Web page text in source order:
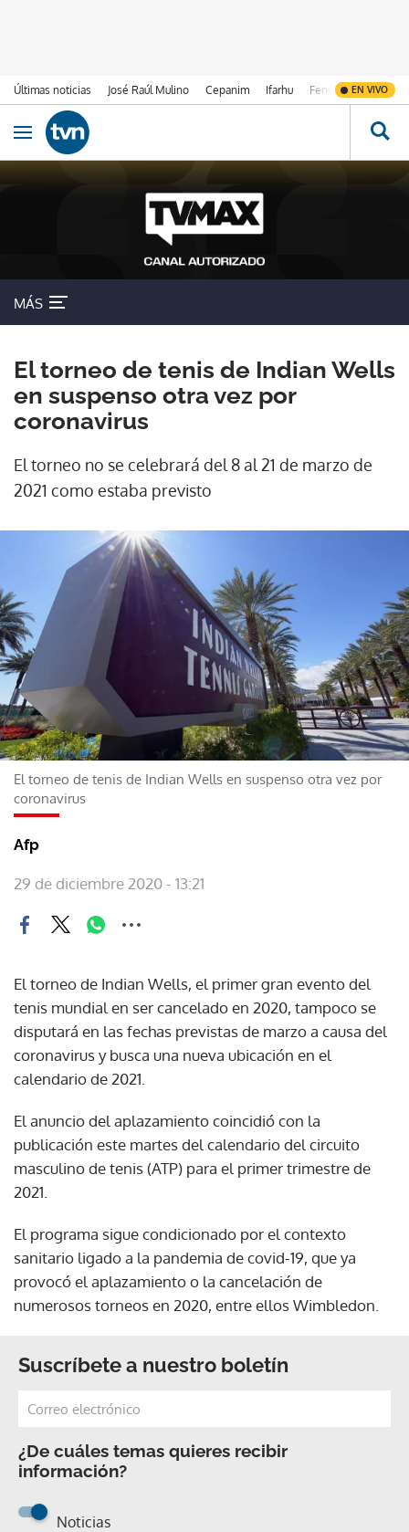
Últimas noticias José Raúl Mulino Cepanim Ifarhu Fenómeno de El
EN VIVO
Ir al contenido
Obrir navegació
MÁS
El torneo de tenis de Indian Wells
en suspenso otra vez por
coronavirus
El torneo no se celebrará del 8 al 21 de marzo de
2021 como estaba previsto
El torneo de tenis de Indian Wells en suspenso otra vez por
coronavirus
Afp
29 de diciembre 2020 - 13:21
El torneo de Indian Wells, el primer gran evento del
tenis mundial en ser cancelado en 2020, tampoco se
disputará en las fechas previstas de marzo a causa del
coronavirus y busca una nueva ubicación en el
calendario de 2021.
El anuncio del aplazamiento coincidió con la
publicación este martes del calendario del circuito
masculino de tenis (ATP) para el primer trimestre de
2021.
El programa sigue condicionado por el contexto
sanitario ligado a la pandemia de covid-19, que ya
provocó el aplazamiento o la cancelación de
numerosos torneos en 2020, entre ellos Wimbledon.
Suscríbete a nuestro boletín
¿De cuáles temas quieres recibir
información?
Noticias